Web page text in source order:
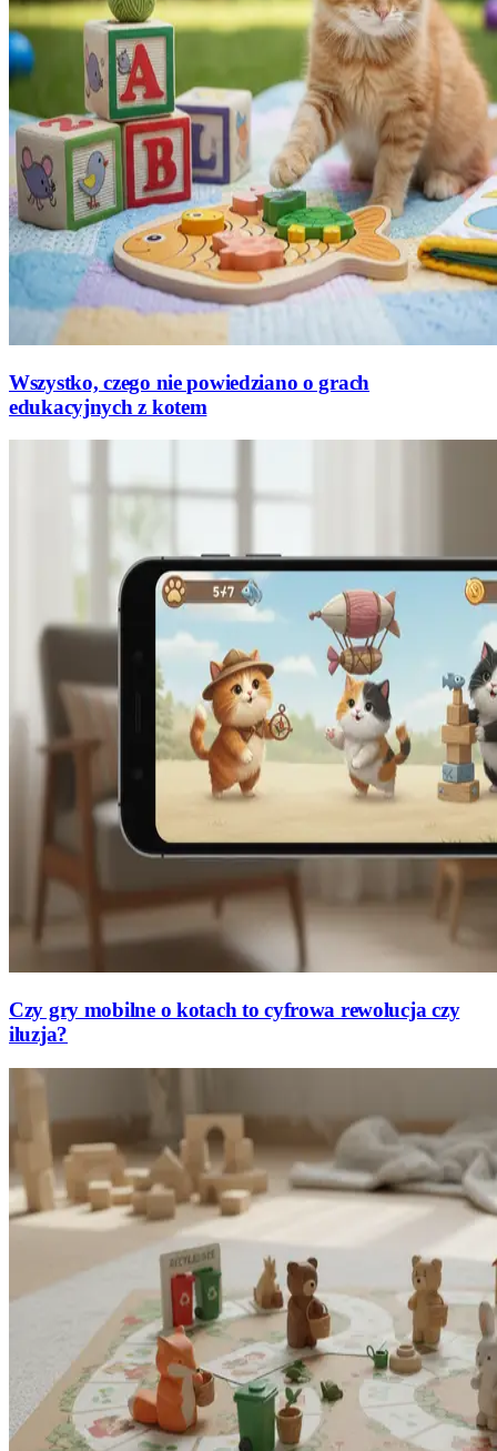
Wszystko, czego nie powiedziano o grach
edukacyjnych z kotem
Czy gry mobilne o kotach to cyfrowa rewolucja czy
iluzja?